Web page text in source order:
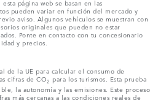
página web se basan en las
pueden variar en función del mercado y
aviso. Algunos vehículos se muestran con
originales que pueden no estar
Ponte en contacto con tu concesionario
y precios.
de la UE para calcular el consumo de
cifras de CO2 para los turismos. Esta prueba
la autonomía y las emisiones. Este proceso
más cercanas a las condiciones reales de